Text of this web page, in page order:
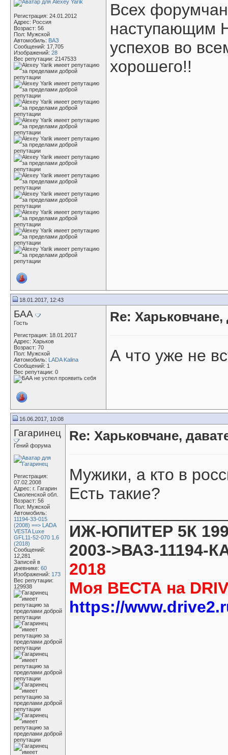
Регистрация: 24.01.2012
Адрес: Россия
Возраст: 56
Пол: Мужской
Автомобиль: ВАЗ
Сообщений: 17,705
Изображений: 28
Вес репутации: 2147533
Всех
наступающим
успехов во
хорошего!!
18.01.2017, 12:43
БАА
Гость
Регистрация: 18.01.2017
Адрес: Харьков
Возраст: 70
Пол: Мужской
Автомобиль: LADA Kalina
Сообщений: 1
Вес репутации: 0
Re:
А что уже не
16.06.2017, 10:08
Гагаринец
Гений форума
Регистрация:
07.02.2008
Адрес: г. Гагарин
Смоленской обл.
Возраст: 56
Пол: Мужской
Автомобиль:
11194-33-015
(2008) ==> LADA
VESTA Luxe
GFL11-52-070 1.6
(2018)
Сообщений:
12,281
Записей в
дневнике: 60
Изображений: 173
Вес репутации:
129938
Re: Харьковчане,
Мужики, а кто в
Есть такие?
ИЖ-ЮПИТЕР 5К
2003->ВАЗ-11194-
2018
Моя ВЕСТА на
https://